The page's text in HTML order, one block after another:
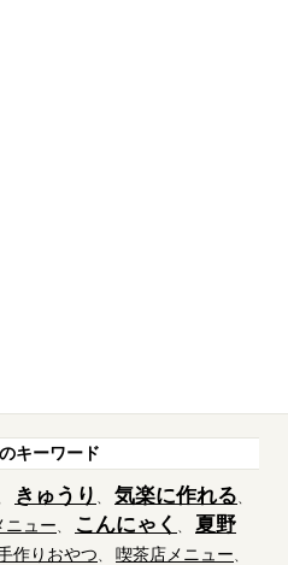
キーワード
きゅうり 気楽に作れる
ニュー こんにゃく
夏野
作りおやつ
喫茶店メニュー